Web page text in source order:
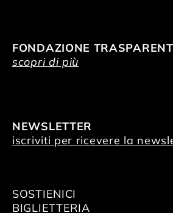
FONDAZIONE
scopri di più
NEWSLETTER
iscriviti per ricevere la
SOSTIENICI
BIGLIETTERIA